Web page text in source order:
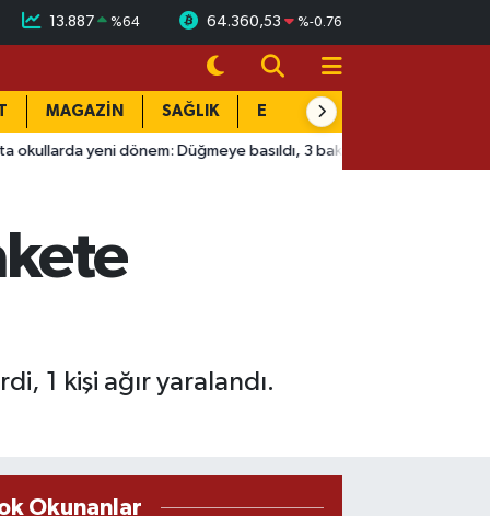
13.887 %64 64.360,53 %-0.76
MAGAZİN SAĞLIK EĞİTİM
dönem: Düğmeye basıldı, 3 bakanlık devrede!
1 kişi ağır yaralandı.
Okunanlar